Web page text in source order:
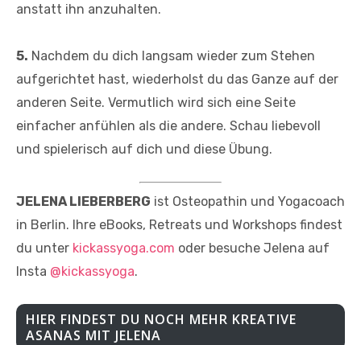
anstatt ihn anzuhalten.
5. Nachdem du dich langsam wieder zum Stehen
aufgerichtet hast, wiederholst du das Ganze auf der
anderen Seite. Vermutlich wird sich eine Seite
einfacher anfühlen als die andere. Schau liebevoll
und spielerisch auf dich und diese Übung.
JELENA LIEBERBERG ist Osteopathin und Yogacoach
in Berlin. Ihre eBooks, Retreats und Workshops findest
du unter kickassyoga.com oder besuche Jelena auf
Insta @kickassyoga.
HIER FINDEST DU NOCH MEHR KREATIVE
ASANAS MIT JELENA